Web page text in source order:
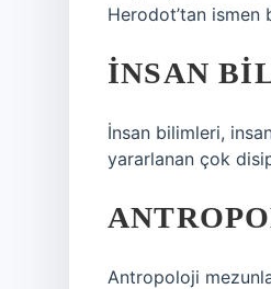
Herodot’tan ismen
İNSAN
İnsan bilimleri,
yararlanan çok
Antropoloji